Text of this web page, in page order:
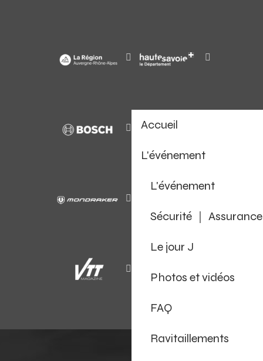
Accueil
L'événement
L'événement
Sécurité ｜ Assurance
Le jour J
Photos et vidéos
FAQ
Ravitaillements